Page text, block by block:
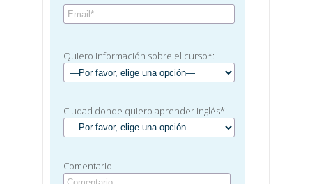
Quiero información sobre el curso*:
Ciudad donde quiero aprender inglés*:
Comentario